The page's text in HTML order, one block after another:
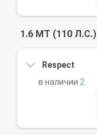
1.6 MT (110 Л.С.)
Respect
2